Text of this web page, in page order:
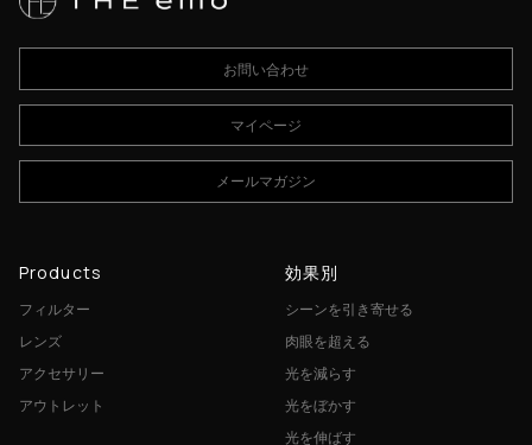
お問い合わせ
マイページ
メールマガジン
Products
フィルター
レンズ
アクセサリー
アウトレット
効果別
シーンを引き寄せる
肉眼を超える
光を減らす
光をぼかす
光を伸ばす